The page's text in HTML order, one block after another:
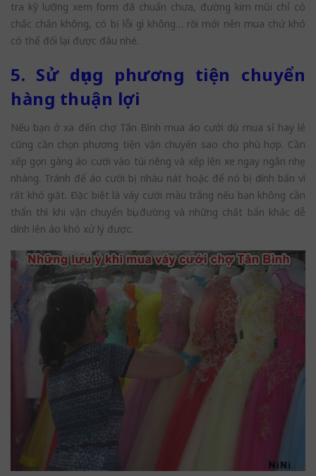
tra kỹ lưỡng xem form đã chuẩn chưa, đường kim mũi chỉ có
chắc chắn không, có bị lỗi gì không… rồi mới nên mua chứ khó
có thể đổi lại được đâu nhé.
5. Sử dụng phương tiện chuyển
hàng thuận lợi
Nếu bạn ở xa đến chợ Tân Bình mua áo cưới dù mua sỉ hay lẻ
cũng cần chọn phương tiện vận chuyển sao cho phù hợp. Cần
xếp gọn gàng áo cưới vào túi riêng và xếp lên xe ngay ngắn nhẹ
nhàng. Tránh để áo cưới bị nhàu nát hoặc để nó bị dính bẩn vì
rất khó giặt. Đặc biệt là váy cưới màu trắng nếu bạn không cần
thẩn thì khi vận chuyển bụi đường và những chất bẩn khác dễ
dính lên áo khó xử lý được.